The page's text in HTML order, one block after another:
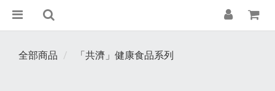
全部商品 「共濟」健康食品系列